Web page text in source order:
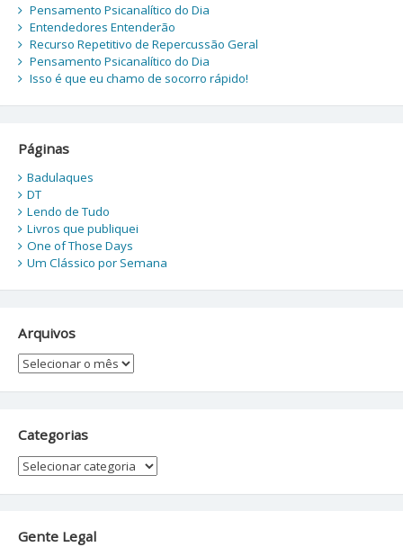
Pensamento Psicanalítico do Dia
Entendedores Entenderão
Recurso Repetitivo de Repercussão Geral
Pensamento Psicanalítico do Dia
Isso é que eu chamo de socorro rápido!
Páginas
Badulaques
DT
Lendo de Tudo
Livros que publiquei
One of Those Days
Um Clássico por Semana
Arquivos
Arquivos
Categorias
Categorias
Gente Legal